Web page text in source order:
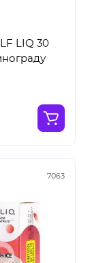
LIQ 30
7063